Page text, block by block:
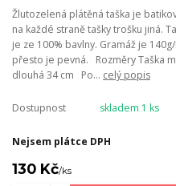
Žlutozelená plátěná taška je
na každé straně tašky trošku jiná.
je ze 100% bavlny. Gramáž je
přesto je pevná. Rozměry Taška
dlouhá 34 cm Po... celý popis
Dostupnost skladem 1 ks
Nejsem plátce DPH
130 Kč/ks